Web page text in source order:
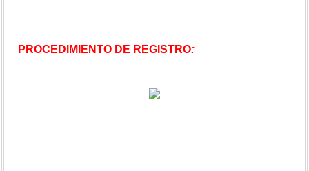
PROCEDIMIENTO DE REGISTRO: